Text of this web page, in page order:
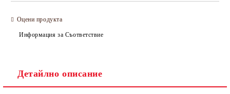
Оцени продукта
Информация за Съответствие
Детайлно описание